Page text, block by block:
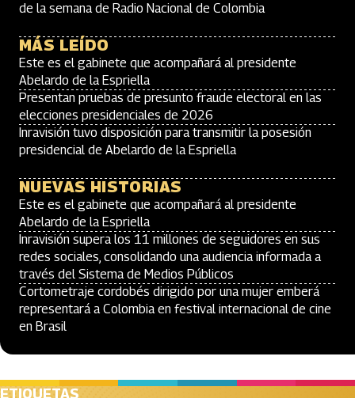
de la semana de Radio Nacional de Colombia
MÁS LEÍDO
Este es el gabinete que acompañará al presidente
Abelardo de la Espriella
Presentan pruebas de presunto fraude electoral en las
elecciones presidenciales de 2026
Inravisión tuvo disposición para transmitir la posesión
presidencial de Abelardo de la Espriella
NUEVAS HISTORIAS
Este es el gabinete que acompañará al presidente
Abelardo de la Espriella
Inravisión supera los 11 millones de seguidores en sus
redes sociales, consolidando una audiencia informada a
través del Sistema de Medios Públicos
Cortometraje cordobés dirigido por una mujer emberá
representará a Colombia en festival internacional de cine
en Brasil
ETIQUETAS